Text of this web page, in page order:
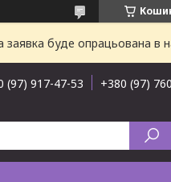
заявка буде опрацьована
(97) 917-47-53 +380 (97)